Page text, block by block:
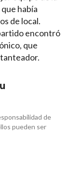
había
de local.
encontró
que
de
pueden ser